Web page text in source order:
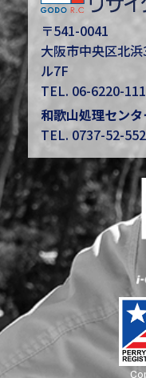
〒541-0041
大阪市中央区北
ル7F
TEL. 06-6220-
和歌山処理センタ
TEL. 0737-52-